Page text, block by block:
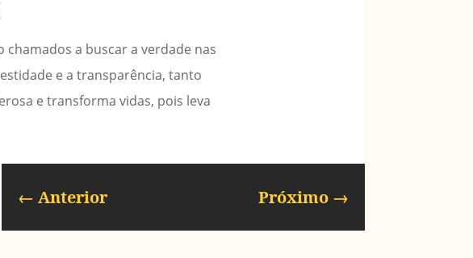
a buscar a verdade nas
e a transparência, tanto
e transforma vidas, pois leva
← Anterior Próximo→